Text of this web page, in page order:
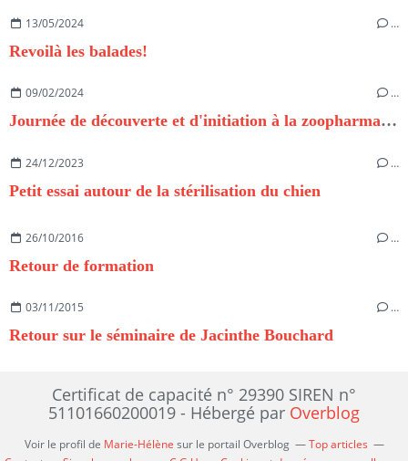
13/05/2024 …
Revoilà les balades!
09/02/2024 …
Journée de découverte et d'initiation à la zoopharmacognosie
24/12/2023 …
Petit essai autour de la stérilisation du chien
26/10/2016 …
Retour de formation
03/11/2015 …
Retour sur le séminaire de Jacinthe Bouchard
Certificat de capacité n° 29390 SIREN n°
51101660200019 - Hébergé par Overblog
Voir le profil de Marie-Hélène sur le portail Overblog
Top articles